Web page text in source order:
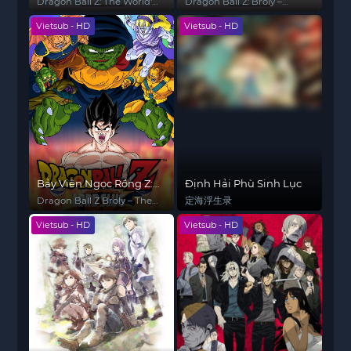
Strongest
Second Coming
Vietsub - HD
Bảy Viên Ngọc Rồng Z:
Broly - Siêu Saiyan
Huyền Thoại
Dragon Ball Z Broly – The
Legendary Super Saiyan
Vietsub - HD
Định Hải Phù Sinh Lục
定海浮生录
Vietsub - HD Vietsub - HD